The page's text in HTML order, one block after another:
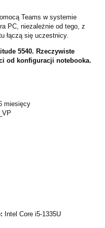
Teams w systemie
PC, niezależnie od tego, z
łączą się uczestnicy.
5540. Rzeczywiste
od konfiguracji notebooka.
miesięcy
Intel Core i5-1335U